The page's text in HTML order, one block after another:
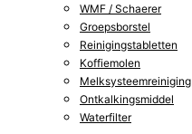
WMF / Schaerer
Groepsborstel
Reinigingstabletten
Koffiemolen
Melksysteemreiniging
Ontkalkingsmiddel
Waterfilter